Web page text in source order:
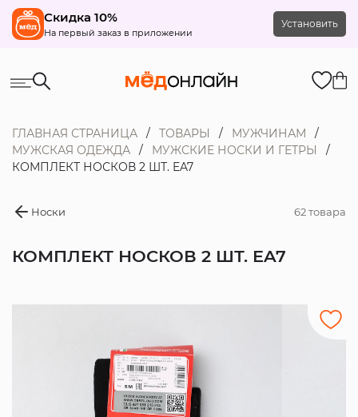
Скидка 10%
На первый заказ в приложении
Установить
ГЛАВНАЯ СТРАНИЦА ТОВАРЫ
МУЖЧИНАМ
МУЖСКАЯ ОДЕЖДА
МУЖСКИЕ НОСКИ И ГЕТРЫ
КОМПЛЕКТ НОСКОВ 2 ШТ. EA7
Носки 62 товара
КОМПЛЕКТ НОСКОВ 2 ШТ. EA7